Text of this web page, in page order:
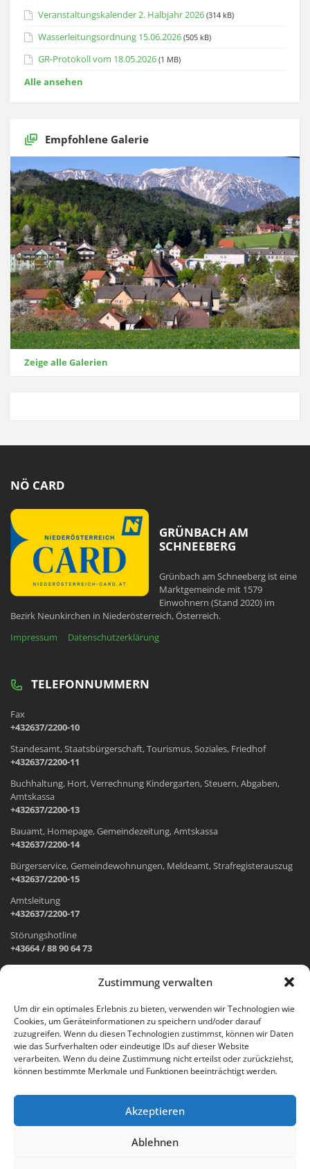
Zustimmung verwalten
Um dir ein optimales Erlebnis zu bieten, verwenden wir Technologien wie
Cookies, um Geräteinformationen zu speichern und/oder darauf
zuzugreifen. Wenn du diesen Technologien zustimmst, können wir Daten
wie das Surfverhalten oder eindeutige IDs auf dieser Website
verarbeiten. Wenn du deine Zustimmung nicht erteilst oder zurückziehst,
können bestimmte Merkmale und Funktionen beeinträchtigt werden.
Akzeptieren
Ablehnen
Veranstaltungskalender 2. Halbjahr 2026 (314 kB)
Wasserleitungsordnung 15.06.2026 (505 kB)
GR-Protokoll vom 18.05.2026 (1 MB)
Alle ansehen
Empfohlene Galerie
Zeige alle Galerien
NÖ CARD
GRÜNBACH AM
SCHNEEBERG
Grünbach am Schneeberg ist eine
Marktgemeinde mit 1579
Einwohnern (Stand 2020) im
Bezirk Neunkirchen in Niederösterreich, Österreich.
Impressum
Datenschutzerklärung
TELEFONNUMMERN
Fax
+432637/2200-10
Standesamt, Staatsbürgerschaft, Tourismus, Soziales, Friedhof
+432637/2200-11
Buchhaltung, Hort, Verrechnung Kindergarten, Steuern, Abgaben,
Amtskassa
+432637/2200-13
Bauamt, Homepage, Gemeindezeitung, Amtskassa
+432637/2200-14
Bürgerservice, Gemeindewohnungen, Meldeamt, Strafregisterauszug
+432637/2200-15
Amtsleitung
+432637/2200-17
Störungshotline
+43664 / 88 90 64 73
Wr. Neustädter Straße 1
2733 Grünbach am Schneeberg
Öffnungszeiten Gemeindeamt:
Montag: 8.00 – 12.00 Uhr und 14.00 – 18.00 Uhr
Freitag: 8.00 – 12.00 Uhr
Email: